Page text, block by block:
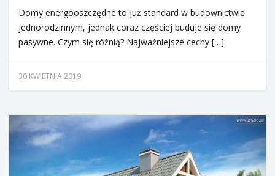
Domy energooszczędne to już standard w budownictwie
jednorodzinnym, jednak coraz częściej buduje się domy
pasywne. Czym się różnią? Najważniejsze cechy […]
30 KWIETNIA 2019